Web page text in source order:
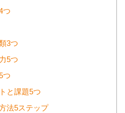
つ
3つ
5つ
つ
と課題5つ
法5ステップ